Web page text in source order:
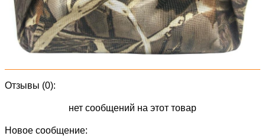
Отзывы (0):
нет сообщений на этот товар
Новое сообщение: